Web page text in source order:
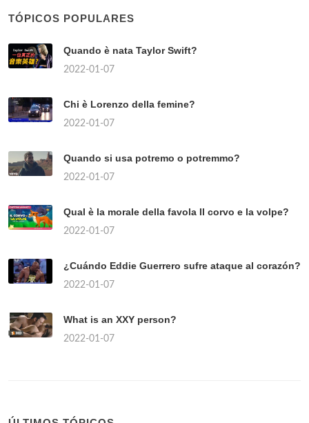
TÓPICOS POPULARES
Quando è nata Taylor Swift?
2022-01-07
Chi è Lorenzo della femine?
2022-01-07
Quando si usa potremo o potremmo?
2022-01-07
Qual è la morale della favola Il corvo e la volpe?
2022-01-07
¿Cuándo Eddie Guerrero sufre ataque al corazón?
2022-01-07
What is an XXY person?
2022-01-07